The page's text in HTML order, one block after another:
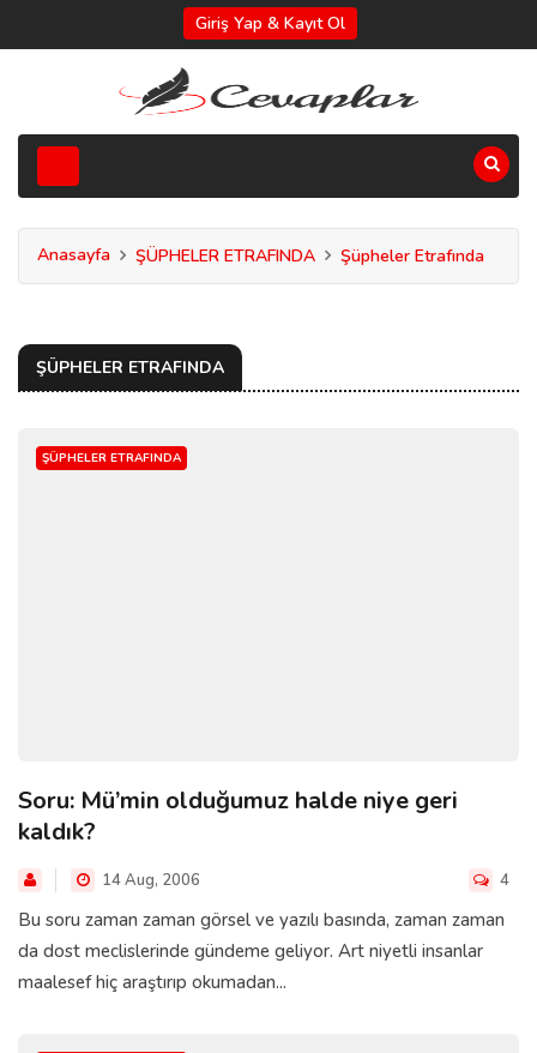
Giriş Yap & Kayıt Ol
Anasayfa ŞÜPHELER ETRAFINDA Şüpheler Etrafında
ŞÜPHELER ETRAFINDA
ŞÜPHELER ETRAFINDA
Soru: Mü’min olduğumuz halde niye geri
kaldık?
14 Aug, 2006 4
Bu soru zaman zaman görsel ve yazılı basında, zaman zaman
da dost meclislerinde gündeme geliyor. Art niyetli insanlar
maalesef hiç araştırıp okumadan...